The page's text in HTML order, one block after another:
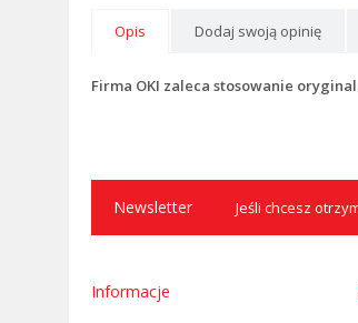
Opis Dodaj swoją opinię
Firma OKI zaleca stosowanie
Newsletter Jeśli chcesz
Informacje